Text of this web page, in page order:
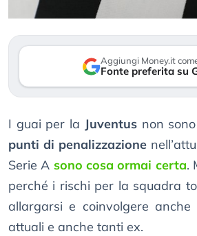
Aggiungi Money.it
Fonte preferita su
I guai per la Juventusnon
punti di penalizzazione
Serie A sono cosa ormai certa.
perché i rischi per la squadra
allargarsi e coinvolgere anche
attuali e anche tanti ex.